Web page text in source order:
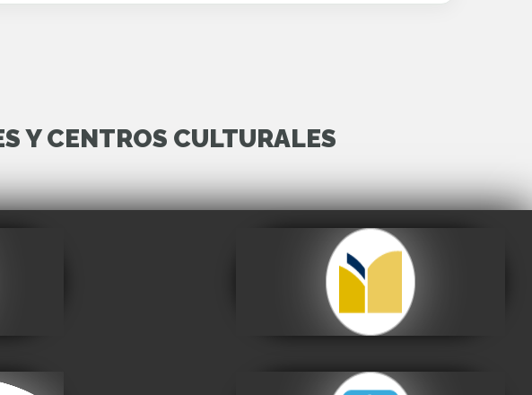
Y CENTROS CULTURALES
Archivo y Biblioteca
Nacionales de Bolivia
Visitar